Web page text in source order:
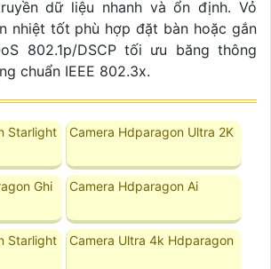
dữ liệu nhanh và ổn định. Vỏ
nhiệt tốt phù hợp đặt bàn hoặc gắn
802.1p/DSCP tối ưu băng thông
chuẩn IEEE 802.3x.
Starlight Camera Hdparagon Ultra 2K
Ghi
Camera Hdparagon Ai
Camera Hdparagon Starlight Camera Ultra 4k Hdparagon